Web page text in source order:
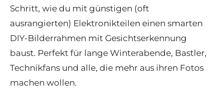
Schritt, wie du mit günstigen (oft
ausrangierten) Elektronikteilen einen smarten
DIY-Bilderrahmen mit Gesichtserkennung
baust. Perfekt für lange Winterabende, Bastler,
Technikfans und alle, die mehr aus ihren Fotos
machen wollen.